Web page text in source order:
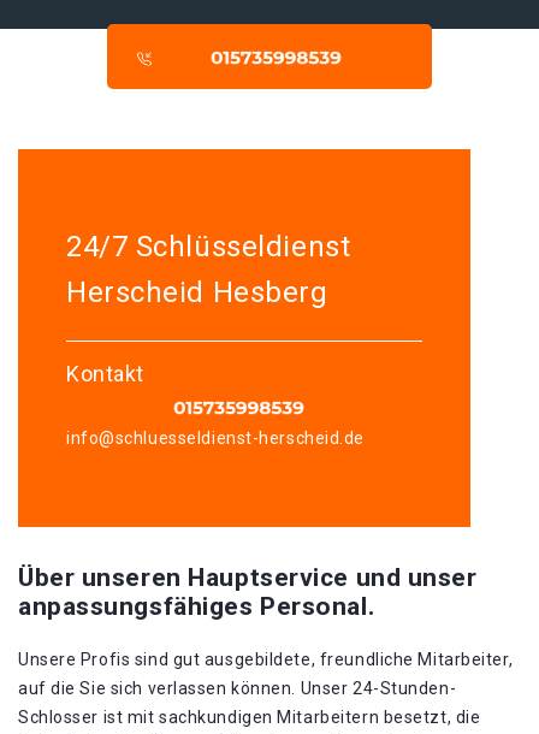
24/7 Schlüsseldienst
Herscheid Hesberg
Kontakt
info@schluesseldienst-herscheid.de
Über unseren Hauptservice und unser
anpassungsfähiges Personal.
Unsere Profis sind gut ausgebildete, freundliche Mitarbeiter,
auf die Sie sich verlassen können. Unser 24-Stunden-
Schlosser ist mit sachkundigen Mitarbeitern besetzt, die